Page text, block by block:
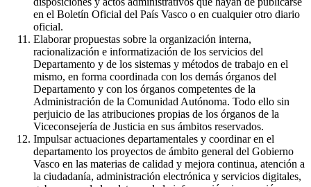
en el Boletín Oficial del País Vasco o en cualquier otro diario
oficial.
Elaborar propuestas sobre la organización interna,
racionalización e informatización de los servicios del
Departamento y de los sistemas y métodos de trabajo en el
mismo, en forma coordinada con los demás órganos del
Departamento y con los órganos competentes de la
Administración de la Comunidad Autónoma. Todo ello sin
perjuicio de las atribuciones propias de los órganos de la
Viceconsejería de Justicia en sus ámbitos reservados.
Impulsar actuaciones departamentales y coordinar en el
departamento los proyectos de ámbito general del Gobierno
Vasco en las materias de calidad y mejora continua, atención a
la ciudadanía, administración electrónica y servicios digitales,